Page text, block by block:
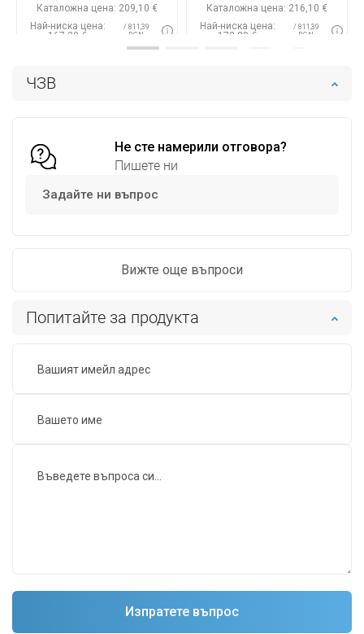
ЧЗВ
Не сте намерили отговора?
Пишете ни
Задайте ни въпрос
Вижте още въпроси
Попитайте за продукта
Каталожна цена: 209,10 €
Най-ниска цена:
167,29 €
/ 811,39
BGN
Добави в количката
Каталожна цена: 216,10 €
Най-ниска цена:
172,89 €
/ 811,39
BGN
Добави в количката